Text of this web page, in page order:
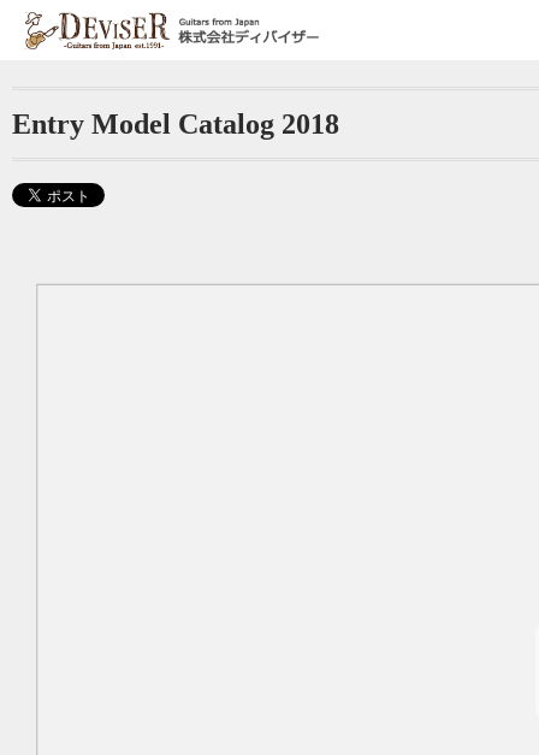
Jump to navigation
現
地
Entry Model Catalog 2018